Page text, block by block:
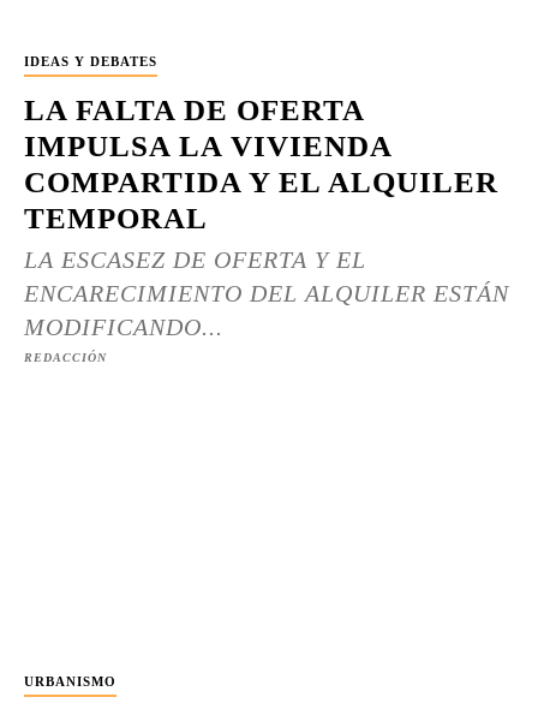
IDEAS Y DEBATES
LA FALTA DE OFERTA
IMPULSA LA VIVIENDA
COMPARTIDA Y EL ALQUILER
TEMPORAL
LA ESCASEZ DE OFERTA Y EL
ENCARECIMIENTO DEL ALQUILER ESTÁN
MODIFICANDO...
REDACCIÓN
URBANISMO